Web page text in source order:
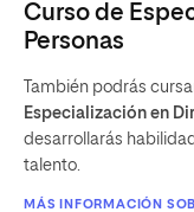
Curso de
Personas
También podrás
Especialización en
desarrollarás
talento.
MÁS INFORMACIÓN